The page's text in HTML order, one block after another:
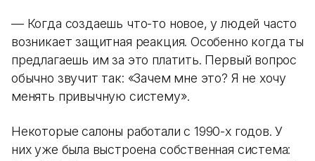
— Когда создаешь что-то новое, у людей часто
возникает защитная реакция. Особенно когда ты
предлагаешь им за это платить. Первый вопрос
обычно звучит так: «Зачем мне это? Я не хочу
менять привычную систему».
Некоторые салоны работали с 1990-х годов. У
них уже была выстроена собственная система: